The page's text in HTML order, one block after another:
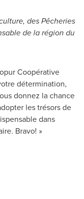
des Pêcheries
de la région du
Coopérative
détermination,
donnez la chance
les trésors de
dans
Bravo! »